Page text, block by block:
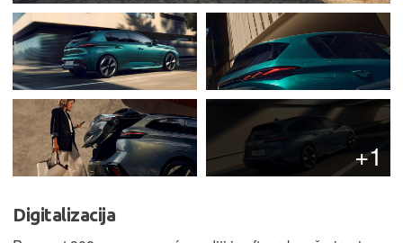
+1
Digitalizacija